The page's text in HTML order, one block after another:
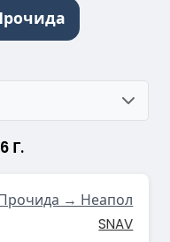
Г.
→ Неапол
SNAV